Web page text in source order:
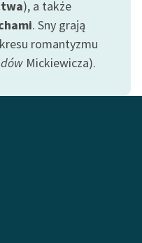
), a także
. Sny grają
romantyzmu
Mickiewicza).